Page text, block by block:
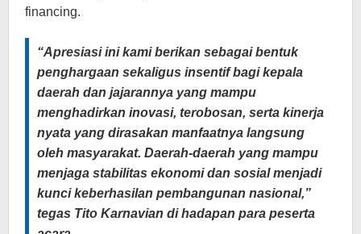
financing.
“Apresiasi ini kami berikan sebagai bentuk
penghargaan sekaligus insentif bagi kepala
daerah dan jajarannya yang mampu
menghadirkan inovasi, terobosan, serta kinerja
nyata yang dirasakan manfaatnya langsung
oleh masyarakat. Daerah-daerah yang mampu
menjaga stabilitas ekonomi dan sosial menjadi
kunci keberhasilan pembangunan nasional,”
tegas Tito Karnavian di hadapan para peserta